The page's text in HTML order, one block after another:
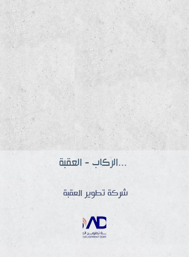
محطة الركاب - العقبة
شركة تطوير العقبة